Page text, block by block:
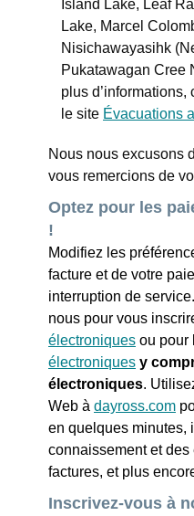
Island Lake, Leaf
Lake, Marcel
Nisichawayasihk
Pukatawagan Cree
plus d’informations,
le site Évacuations
Nous nous excusons
vous remercions de
Optez pour les
!
Modifiez les
facture et de votre
interruption de
nous pour vous
électroniques ou pour
électroniques y
électroniques.
Web à dayross.com
en quelques minutes,
connaissement et
factures, et plus
Inscrivez-vous à